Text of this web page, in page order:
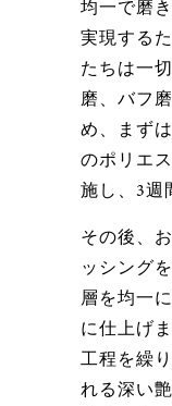
均一で磨
実現する
たちは一
磨、バフ
め、まず
のポリエ
施し、3週
その後、
ッシング
層を均一
に仕上げ
工程を繰
れる深い